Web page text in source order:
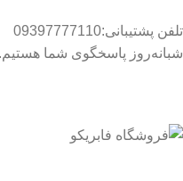
تلفن پشتیبانی:09397777110
شبانه‌روز پاسخگوی شما هستیم.